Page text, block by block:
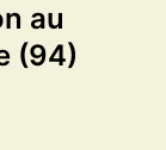
au
(94)